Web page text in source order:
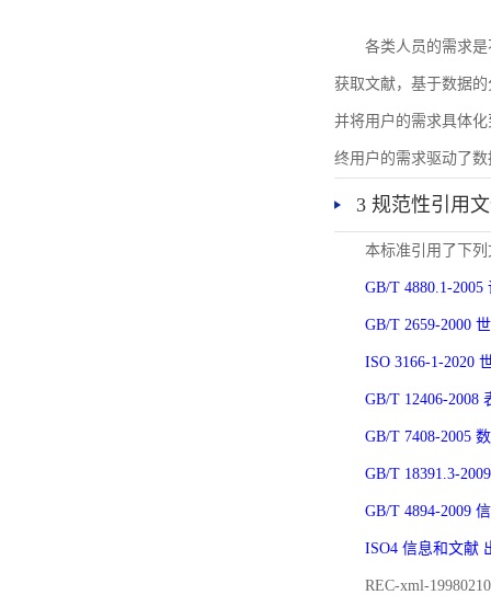
各类人员的需求
获取文献，基于数据
并将用户的需求具体
终用户的需求驱动了
3 规范性引用
本标准引用了下
GB/T 4880.1-
GB/T 2659-2000
ISO 3166-1-2020
GB/T 12406-2008
GB/T 7408-2005
GB/T 18391.3-
GB/T 4894-2009
ISO4 信息和文献
REC-xml-